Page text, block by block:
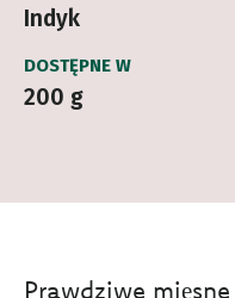
Indyk
DOSTĘPNE W
200 g
Prawdziwe